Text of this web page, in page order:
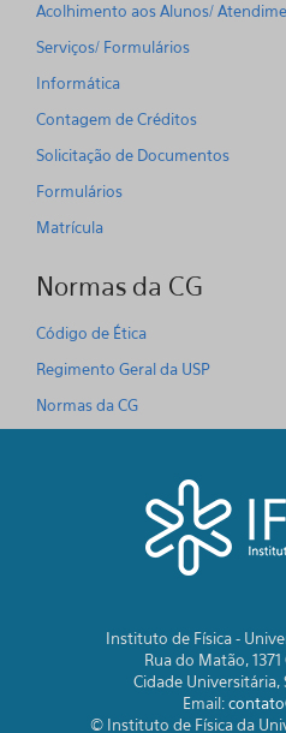
Acolhimento aos Alunos/
Serviços/ Formulários
Informática
Contagem de Créditos
Solicitação de Documentos
Formulários
Matrícula
Normas da CG
Código de Ética
Regimento Geral da USP
Normas da CG
Instituto de Física -
Rua do Matão,
Cidade Universitária,
Email:
© Instituto de Física da